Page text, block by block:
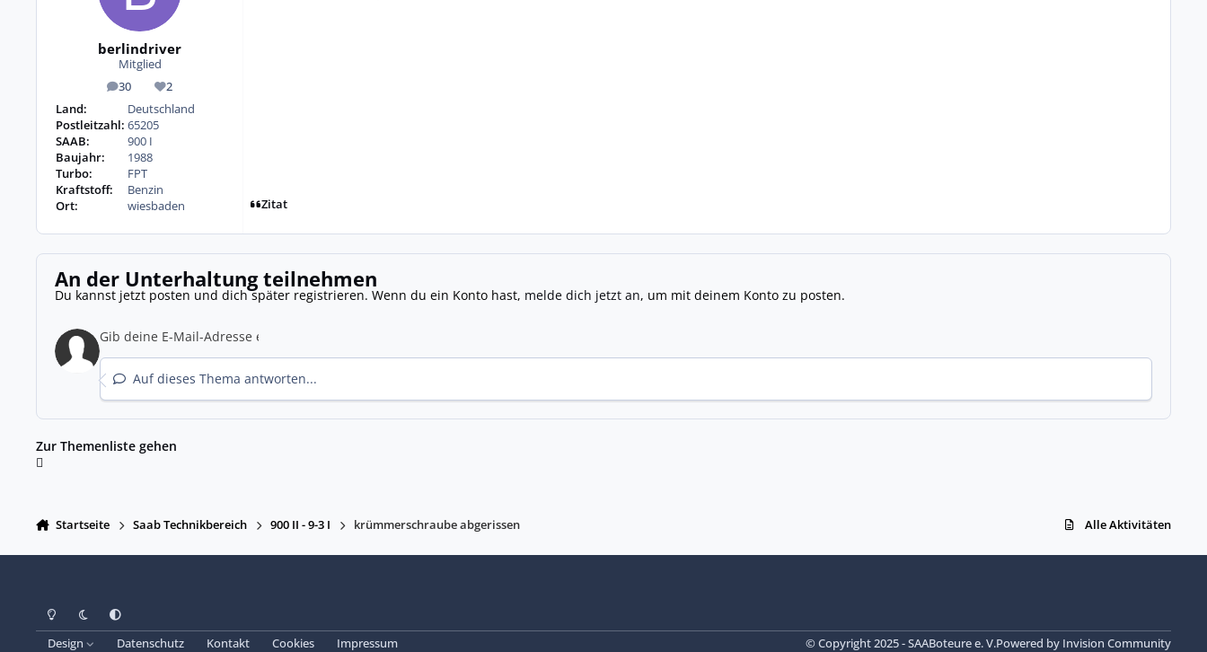
berlindriver
Mitglied
30
Beiträge 2
Reputation
Land:
Deutschland
Postleitzahl: 65205
SAAB:
900 I
Baujahr:
1988
Turbo:
FPT
Kraftstoff:
Benzin
Ort:
wiesbaden Zitat
An der Unterhaltung teilnehmen
Du kannst jetzt posten und dich später registrieren. Wenn du ein Konto hast, melde dich jetzt an, um mit deinem Konto zu posten.
Auf dieses Thema antworten...
Zur Themenliste gehen
Startseite Saab Technikbereich 900 II - 9-3 I krümmerschraube abgerissen Alle Aktivitäten
Heller ModusDunkler Modus
Systemeinstellung
Design Datenschutz Kontakt Cookies Impressum © Copyright 2025 - SAABoteure e. V.Powered by Invision Community